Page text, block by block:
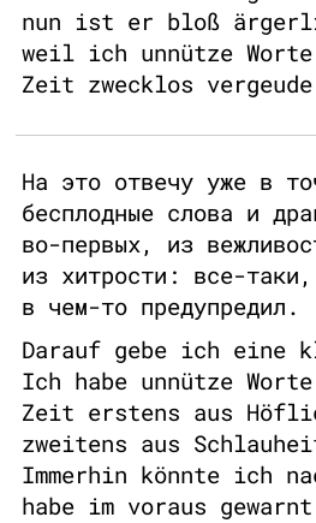
nun ist er bloß
weil ich unnütze
Zeit zwecklos
На это отвечу уже в
бесплодные слова и
во-первых, из
из хитрости: все-
в чем-то предупредил.
Darauf gebe ich eine
Ich habe unnütze
Zeit erstens aus
zweitens aus
Immerhin könnte ich
habe im voraus